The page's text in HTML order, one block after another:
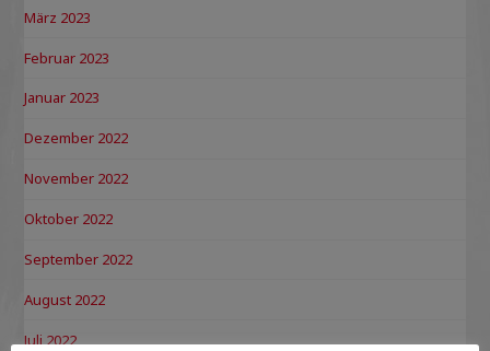
März 2023
Februar 2023
Januar 2023
Dezember 2022
November 2022
Oktober 2022
September 2022
August 2022
Juli 2022